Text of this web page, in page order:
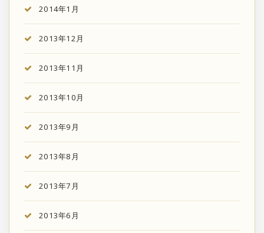
2014年1月
2013年12月
2013年11月
2013年10月
2013年9月
2013年8月
2013年7月
2013年6月